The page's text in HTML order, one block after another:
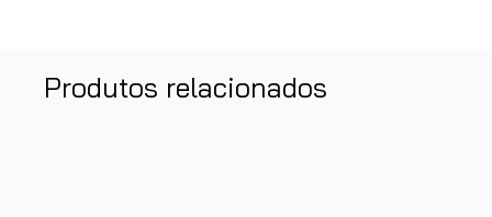
Produtos relacionados